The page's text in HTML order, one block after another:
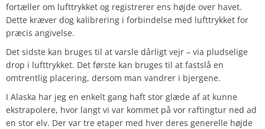
fortæller om lufttrykket og registrerer ens højde over havet.
Dette kræver dog kalibrering i forbindelse med lufttrykket for
præcis angivelse.
Det sidste kan bruges til at varsle dårligt vejr – via pludselige
drop i lufttrykket. Det første kan bruges til at fastslå en
omtrentlig placering, dersom man vandrer i bjergene.
I Alaska har jeg en enkelt gang haft stor glæde af at kunne
ekstrapolere, hvor langt vi var kommet på vor raftingtur ned ad
en stor elv. Der var tre etaper med hver deres generelle højde